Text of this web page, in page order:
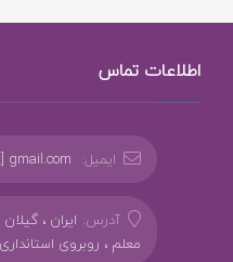
اطلاعات تماس
ایمیل: gmail.com
آدرس: ایران ،
معلم ، روبروی استانداری